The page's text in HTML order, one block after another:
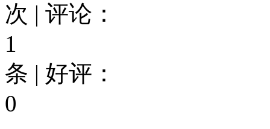
次 | 评论：
1
条 | 好评：
0